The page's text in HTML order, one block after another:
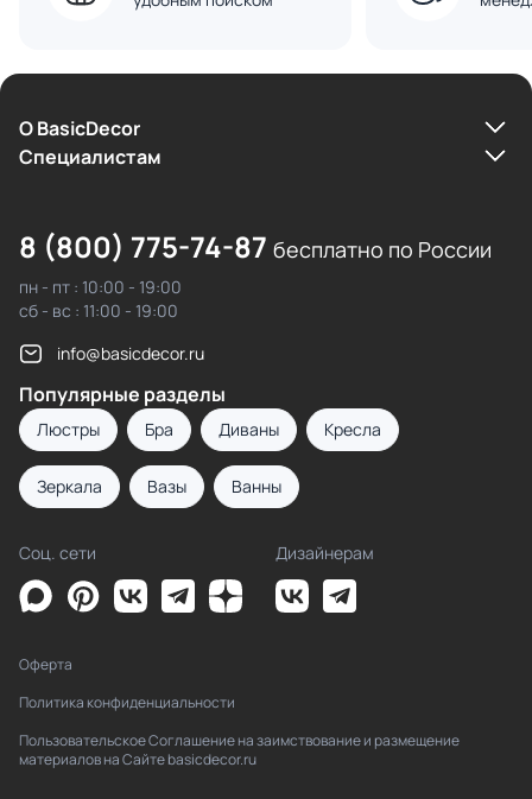
О BasicDecor
Cпециалистам
8 (800) 775-74-87 бесплатно по России
пн - пт : 10:00 - 19:00
сб - вс : 11:00 - 19:00
info@basicdecor.ru
Популярные разделы
Люстры Бра Диваны Кресла
Зеркала Вазы Ванны
Соц. сети Дизайнерам
Оферта
Политика конфиденциальности
Пользовательское Соглашение на заимствование и размещение
материалов на Сайте basicdecor.ru